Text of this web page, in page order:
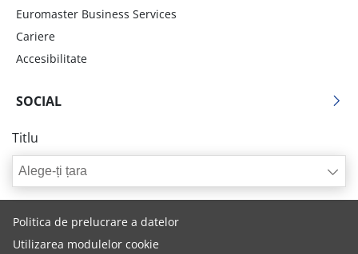
Euromaster Business Services
Cariere
Accesibilitate
SOCIAL
Titlu
Alege-ți țara
Politica de prelucrare a datelor
Utilizarea modulelor cookie